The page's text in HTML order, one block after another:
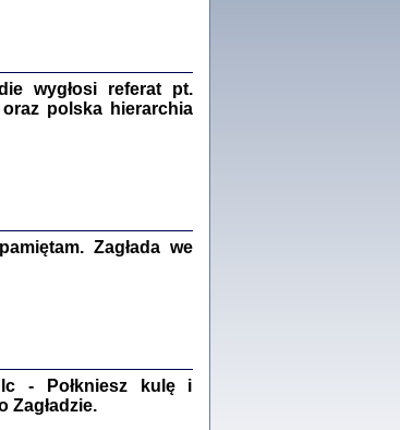
wstęp Jacek Leociak
Warszawa 2021
wygłosi referat pt.
polska hierarchia
Zagłada we
- Połkniesz kulę i
Zagładzie.